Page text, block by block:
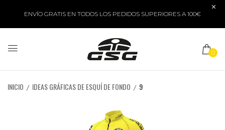
ENVÍO GRATIS EN TODOS LOS PEDIDOS SUPERIORES A 100€
0
INICIO IDEAS GRÁFICAS DE ESQUÍ DE FONDO 9